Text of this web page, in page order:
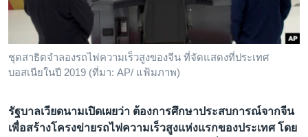
พอดคาสต์
ติดตามเรา
เลือกภาษา
ชุดสาธิตจำลองรถไฟความเร็วสูงของจีน ที่จัดแสดงที่ประเทศ
บอสเนียในปี 2019 (ที่มา: AP/ แฟ้มภาพ)
รัฐบาลเวียดนามเปิดเผยว่า ต้องการศึกษาประสบการณ์จากจีน
เพื่อสร้างโครงข่ายรถไฟความเร็วสูงแห่งแรกของประเทศ โดย